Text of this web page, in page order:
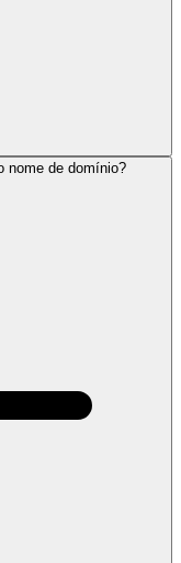
nome de domínio?